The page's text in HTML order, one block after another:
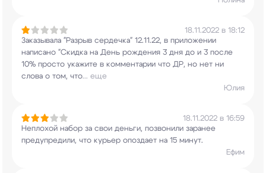
18.11.2022 в 18:12
Заказывала "Разрыв сердечка" 12.11.22, в приложении
написано "Скидка на День рождения 3 дня до и 3 после
10% просто укажите в комментарии что ДР, но нет ни
слова о том, что... еще
Юлия
18.11.2022 в 16:59
Неплохой набор за свои деньги, позвонили заранее
предупредили, что курьер опоздает на 15 минут.
Ефим